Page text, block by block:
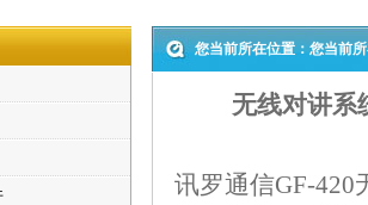
您当前所在位置：您当前
无线对讲系
讯罗通信GF-420